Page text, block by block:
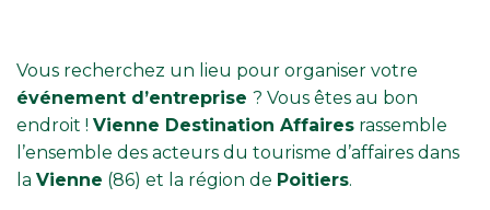
Vous recherchez un lieu pour organiser votre
événement d’entreprise ? Vous êtes au bon
endroit ! Vienne Destination Affaires rassemble
l’ensemble des acteurs du tourisme d’affaires dans
la Vienne (86) et la région de Poitiers.